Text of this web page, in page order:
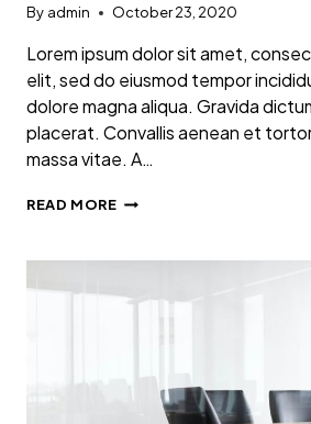
By admin October 23, 2020
Lorem ipsum dolor sit amet,
elit, sed do eiusmod tempor
dolore magna aliqua. Gravida
placerat. Convallis aenean et
massa vitae. A…
READ MOREAT
ET
ET
DUCIMUS